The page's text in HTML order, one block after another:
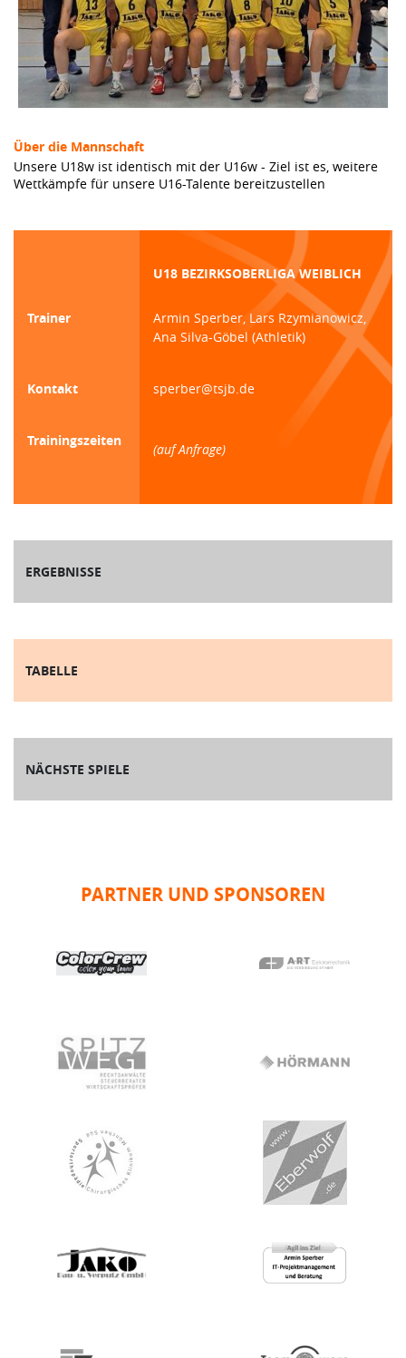
Über die Mannschaft
Unsere U18w ist identisch mit der U16w - Ziel ist es, weitere
Wettkämpfe für unsere U16-Talente bereitzustellen
U18 BEZIRKSOBERLIGA WEIBLICH
Trainer
Armin Sperber, Lars Rzymianowicz,
Ana Silva-Göbel (Athletik)
Kontakt sperber@tsjb.de
Trainingszeiten
(auf Anfrage)
ERGEBNISSE
TABELLE
NÄCHSTE SPIELE
PARTNER UND SPONSOREN